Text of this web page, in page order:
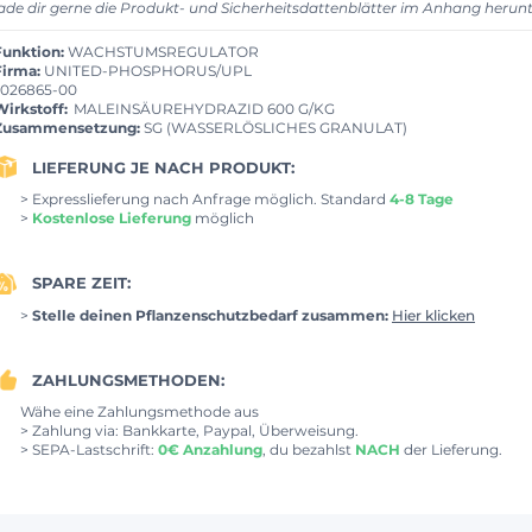
dir gerne die Produkt- und Sicherheitsdattenblätter im Anhang
WACHSTUMSREGULATOR
UNITED-PHOSPHORUS/UPL
00
MALEINSÄUREHYDRAZID 600 G/KG
SG (WASSERLÖSLICHES GRANULAT)
LIEFERUNG JE NACH PRODUKT:
> Expresslieferung nach Anfrage möglich. Standard 4-8 Tage
> Kostenlose Lieferung möglich
SPARE ZEIT:
> Stelle deinen Pflanzenschutzbedarf zusammen: Hier klicken
ZAHLUNGSMETHODEN:
Wähe eine Zahlungsmethode aus
> Zahlung via: Bankkarte, Paypal, Überweisung.
> SEPA-Lastschrift: 0€ Anzahlung, du bezahlst NACH der Lieferung.